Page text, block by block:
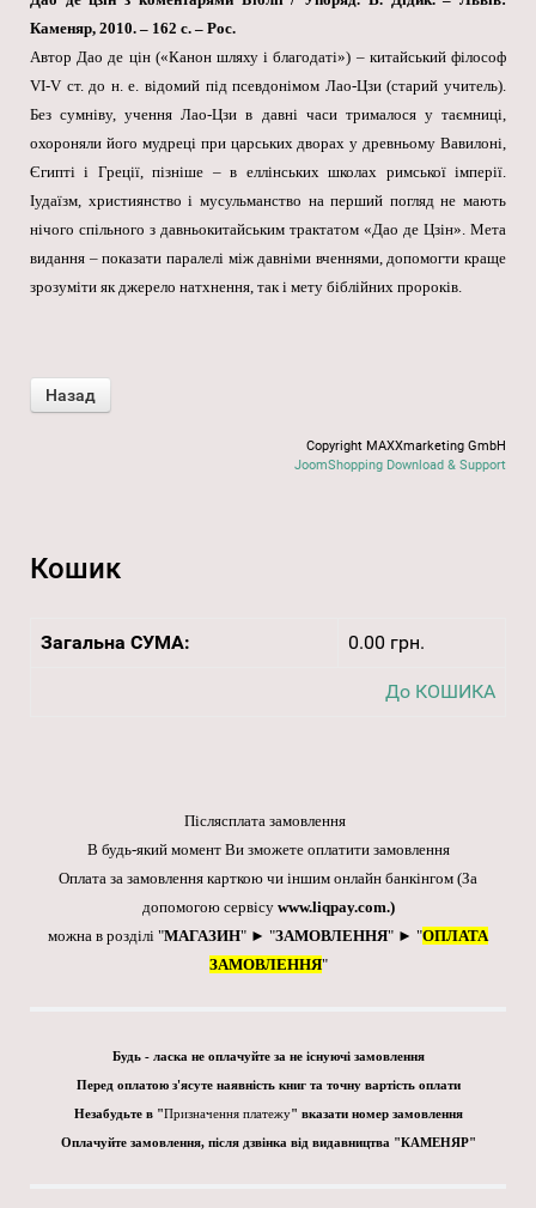
Каменяр, 2010. – 162 с. – Рос.
Автор Дао де цін («Канон шляху і благодаті») – китайський філософ
VІ-V ст. до н. е. відомий під псевдонімом Лао-Цзи (старий учитель).
Без сумніву, учення Лао-Цзи в давні часи трималося у таємниці,
охороняли його мудреці при царських дворах у древньому Вавилоні,
Єгипті і Греції, пізніше – в еллінських школах римської імперії.
Іудаїзм, християнство і мусульманство на перший погляд не мають
нічого спільного з давньокитайським трактатом «Дао де Цзін». Мета
видання – показати паралелі між давніми вченнями, допомогти краще
зрозуміти як джерело натхнення, так і мету біблійних пророків.
Copyright MAXXmarketing GmbH
JoomShopping Download & Support
Кошик
Загальна СУМА: 0.00 грн.
До КОШИКА
Післясплата замовлення
В будь-який момент Ви зможете оплатити замовлення
Оплата за замовлення карткою чи іншим онлайн банкінгом (За
допомогою сервісу www.liqpay.com.)
можна в розділі "МАГАЗИН" ► "ЗАМОВЛЕННЯ" ► "ОПЛАТА
ЗАМОВЛЕННЯ"
Будь - ласка не оплачуйте за не існуючі замовлення
Перед оплатою з'ясуте наявність книг та точну вартість оплати
Незабудьте в "Призначення платежу" вказати номер замовлення
Оплачуйте замовлення, після дзвінка від видавництва "КАМЕНЯР"